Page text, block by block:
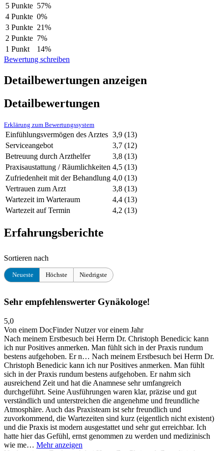
5 Punkte 57%
4 Punkte 0%
3 Punkte 21%
2 Punkte 7%
1 Punkt
14%
Bewertung schreiben
Detailbewertungen anzeigen
Detailbewertungen
Erklärung zum Bewertungssystem
Einfühlungsvermögen des Arztes 3,9 (13)
Serviceangebot
3,7 (12)
Betreuung durch Arzthelfer
3,8 (13)
Praxisaustattung / Räumlichkeiten 4,5 (13)
Zufriedenheit mit der Behandlung 4,0 (13)
Vertrauen zum Arzt
3,8 (13)
Wartezeit im Warteraum
4,4 (13)
Wartezeit auf Termin
4,2 (13)
Erfahrungsberichte
Sortieren nach
Neueste Höchste Niedrigste
Sehr empfehlenswerter Gynäkologe!
5,0
Von einem DocFinder Nutzervor einem Jahr
Nach meinem Erstbesuch bei Herrn Dr. Christoph Benedicic kann
ich nur Positives anmerken. Man fühlt sich in der Praxis rundum
bestens aufgehoben. Er n… Nach meinem Erstbesuch bei Herrn Dr.
Christoph Benedicic kann ich nur Positives anmerken. Man fühlt
sich in der Praxis rundum bestens aufgehoben. Er nahm sich
ausreichend Zeit und hat die Anamnese sehr umfangreich
durchgeführt. Seine Ausführungen waren klar, präzise und gut
verständlich und unterstreichen die angenehme und freundliche
Atmosphäre. Auch das Praxisteam ist sehr freundlich und
zuvorkommend, die Wartezeiten sind kurz (eigentlich nicht existent)
und die Praxis ist modern ausgestattet und sehr gut erreichbar. Ich
hatte hier das Gefühl, ernst genommen zu werden und medizinisch
wie me… Mehr anzeigen